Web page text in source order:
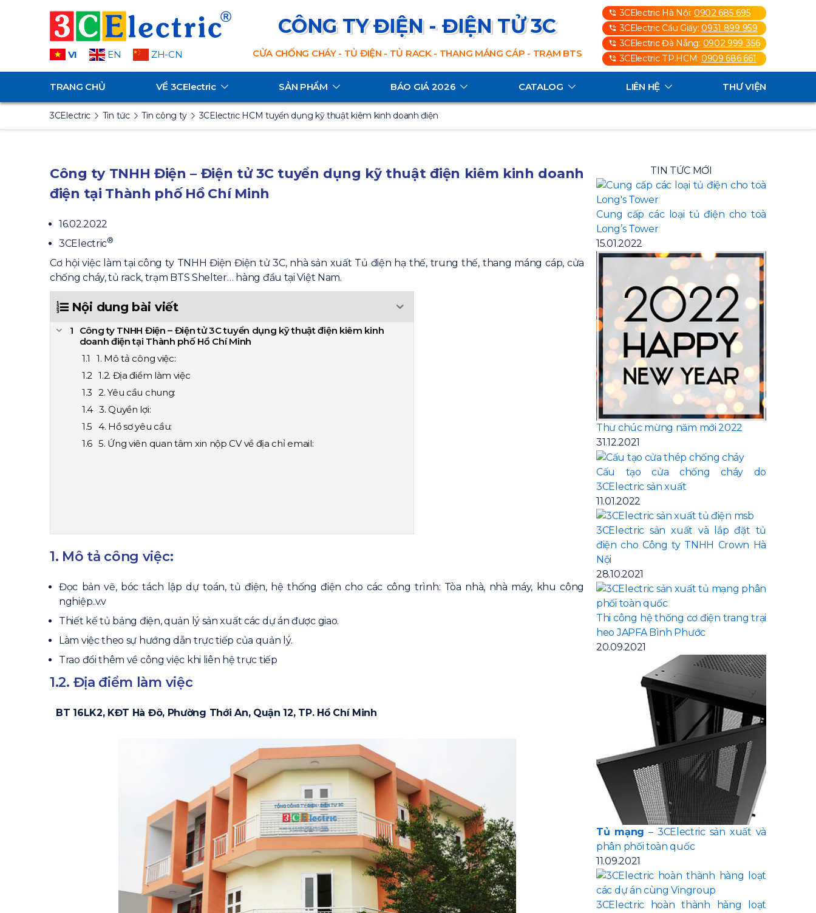
VI EN ZH-CN
CÔNG TY ĐIỆN - ĐIỆN TỬ 3C
CỬA CHỐNG CHÁY - TỦ ĐIỆN - TỦ RACK - THANG MÁNG CÁP - TRẠM BTS
3CElectric Hà Nội: 0902 685 695
3CElectric Cầu Giấy:0931 899 959
3CElectric Đà Nẵng: 0902 999 356
3CElectric TP.HCM: 0909 686 661
TRANG CHỦ VỀ 3CElectric SẢN PHẨM BÁO GIÁ 2026 CATALOG LIÊN HỆ THƯ VIỆN
3CElectric Tin tức Tin công ty 3CElectric HCM tuyển dụng kỹ thuật kiêm kinh doanh điện
Công ty TNHH Điện – Điện tử 3C tuyển dụng kỹ thuật điện kiêm kinh doanh
điện tại Thành phố Hồ Chí Minh
16.02.2022
3CElectric®
Cơ hội việc làm tại công ty TNHH Điện Điện tử 3C, nhà sản xuất Tủ điện hạ thế, trung thế, thang máng cáp, cửa
chống cháy, tủ rack, trạm BTS Shelter… hàng đầu tại Việt Nam.
Nội dung bài viết
Công ty TNHH Điện – Điện tử 3C tuyển dụng kỹ thuật điện kiêm kinh
doanh điện tại Thành phố Hồ Chí Minh
1. Mô tả công việc:
1.2. Địa điểm làm việc
2. Yêu cầu chung:
3. Quyền lợi:
4. Hồ sơ yêu cầu:
5. Ứng viên quan tâm xin nộp CV về địa chỉ email:
1. Mô tả công việc:
Đọc bản vẽ, bóc tách lập dự toán, tủ điện, hệ thống điện cho các công trình: Tòa nhà, nhà máy, khu công
nghiệp..v.v
Thiết kế tủ bảng điện, quản lý sản xuất các dự án được giao.
Làm việc theo sự hướng dẫn trực tiếp của quản lý.
Trao đổi thêm về công việc khi liên hệ trực tiếp
1.2. Địa điểm làm việc
BT 16LK2, KĐT Hà Đô, Phường Thới An, Quận 12, TP. Hồ Chí Minh
TIN TỨC MỚI
Cung cấp các loại tủ điện cho toà
Long’s Tower
15.01.2022
Thư chúc mừng năm mới 2022
31.12.2021
Cấu tạo cửa chống cháy do
3CElectric sản xuất
11.01.2022
3CElectric sản xuất và lắp đặt tủ
điện cho Công ty TNHH Crown Hà
Nội
28.10.2021
Thi công hệ thống cơ điện trang trại
heo JAPFA Bình Phước
20.09.2021
Tủ mạng – 3CElectric sản xuất và
phân phối toàn quốc
11.09.2021
3CElectric hoàn thành hàng loạt